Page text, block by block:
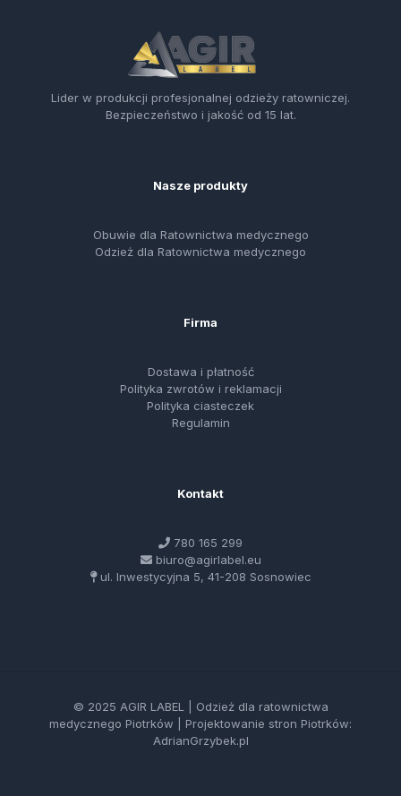
Lider w produkcji profesjonalnej odzieży ratowniczej.
Bezpieczeństwo i jakość od 15 lat.
Nasze produkty
Obuwie dla Ratownictwa medycznego
Odzież dla Ratownictwa medycznego
Firma
Dostawa i płatność
Polityka zwrotów i reklamacji
Polityka ciasteczek
Regulamin
Kontakt
780 165 299
biuro@agirlabel.eu
ul. Inwestycyjna 5, 41-208 Sosnowiec
© 2025 AGIR LABEL | Odzież dla ratownictwa
medycznego Piotrków | Projektowanie stron Piotrków:
AdrianGrzybek.pl